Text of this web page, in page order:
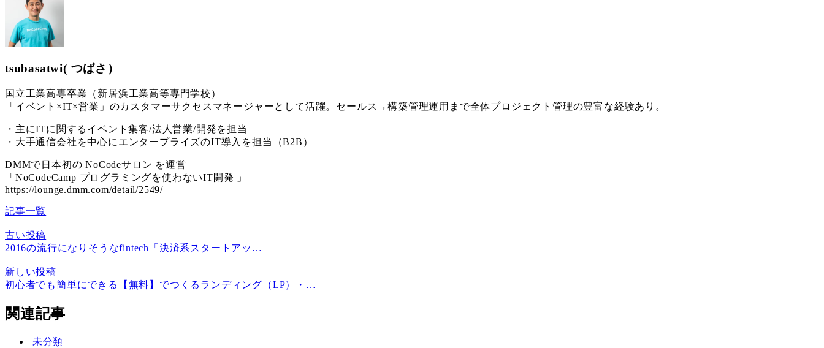
tsubasatwi( つばさ）
国立工業高専卒業（新居浜工業高等専門学校）
「イベント×IT×営業」のカスタマーサクセスマネージャーとして活躍。セールス→構築管理運用まで全体プロジェクト管理の豊富な経験あり。
・主にITに関するイベント集客/法人営業/開発を担当
・大手通信会社を中心にエンタープライズのIT導入を担当（B2B）
DMMで日本初の NoCodeサロン を運営
「NoCodeCamp プログラミングを使わないIT開発 」
https://lounge.dmm.com/detail/2549/
記事一覧
古い投稿
2016の流行になりそうなfintech「決済系スタートアッ…
新しい投稿
初心者でも簡単にできる【無料】でつくるランディング（LP）・…
関連記事
未分類